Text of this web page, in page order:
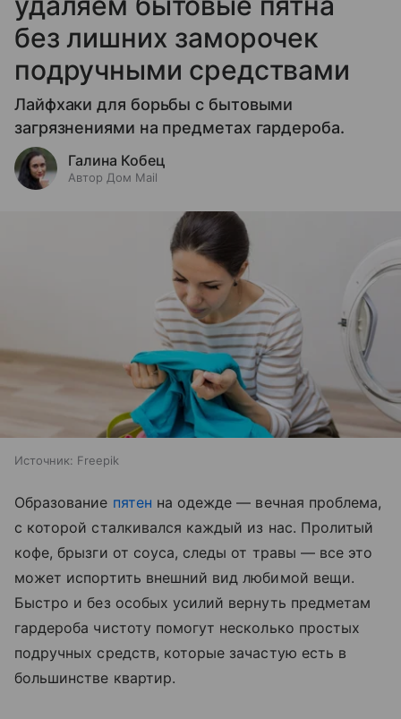
без лишних заморочек
подручными средствами
Лайфхаки для борьбы с бытовыми
загрязнениями на предметах гардероба.
Галина Кобец
Автор Дом Mail
Источник: Freepik
Образование пятен на одежде — вечная проблема,
с которой сталкивался каждый из нас. Пролитый
кофе, брызги от соуса, следы от травы — все это
может испортить внешний вид любимой вещи.
Быстро и без особых усилий вернуть предметам
гардероба чистоту помогут несколько простых
подручных средств, которые зачастую есть в
большинстве квартир.